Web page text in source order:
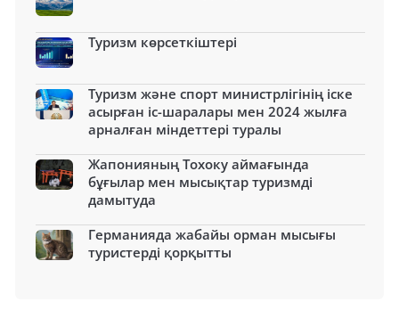
Туризм көрсеткіштері
Туризм және спорт министрлігінің іске
асырған іс-шаралары мен 2024 жылға
арналған міндеттері туралы
Жапонияның Тохоку аймағында
бұғылар мен мысықтар туризмді
дамытуда
Германияда жабайы орман мысығы
туристерді қорқытты